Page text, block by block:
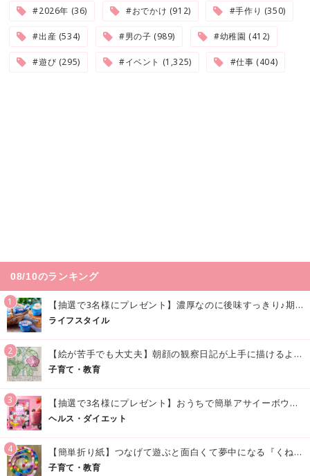
#2026年 (36) #おでかけ (912) #手作り (350)
#出産 (534) #男の子 (989) #幼稚園 (412)
#遊び (295) #イベント (1,325) #仕事 (404)
08/10のランキング
1 【抽選で3名様にプレゼント】濃厚なのに後味すっきり♪期間限定の「メイトーのなめらかプリン カルピス®入りソース」で夏を味わおう！
ライフスタイル
2 【絵が苦手でも大丈夫】朝顔の観察日記が上手に描けるようになる方法｜イラスト付き
子育て・教育
3 【抽選で3名様にプレゼント】おうちで簡単アサイーボウル風♪「アサイースムージー」でおいしく美容・健康習慣を始めよう！
ヘルス・ダイエット
4 【簡単折り紙】つなげて遊ぶと面白くて夢中になる『くねくねへびさんの作り方』
子育て・教育